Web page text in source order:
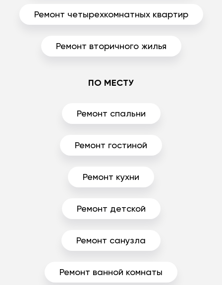
Ремонт четырехкомнатных квартир
Ремонт вторичного жилья
ПО МЕСТУ
Ремонт спальни
Ремонт гостиной
Ремонт кухни
Ремонт детской
Ремонт санузла
Ремонт ванной комнаты